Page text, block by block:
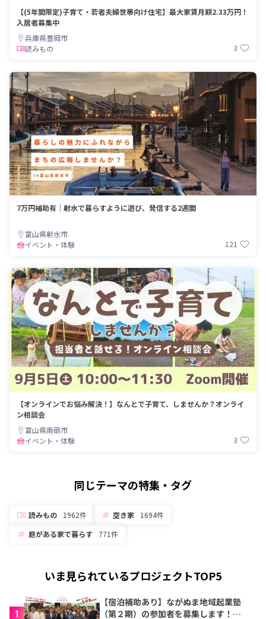
【(5年間限定)子育て・若者夫婦世帯向け住宅】最大家賃月額2.33万円！
入居者募集中
兵庫県豊岡市
読みもの
3
7万円補助有｜射水で暮らすように遊び、発信する2週間
富山県射水市
イベント・体験
121
【オンラインでお悩み解決！】なんとで子育て、しませんか？オンライ
ン相談会
富山県南砺市
イベント・体験
3
同じテーマの特集・タグ
読みもの 1962件 空き家
1694件
庭がある家で暮らす
771件
いま見られているプロジェクトTOP5
1
【宿泊補助あり】ながぬま地域起業塾
（第２期）の参加者を募集します！